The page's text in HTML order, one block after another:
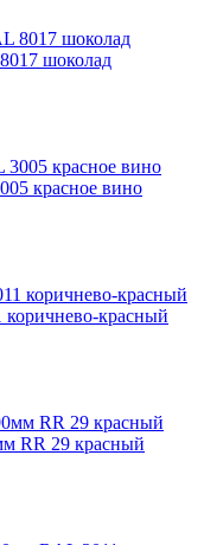
шоколад
красное вино
красный
RR 29 красный